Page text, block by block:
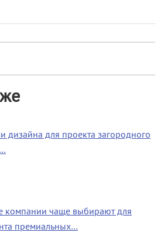
дизайна для проекта загородного
компании чаще выбирают для
премиальных…